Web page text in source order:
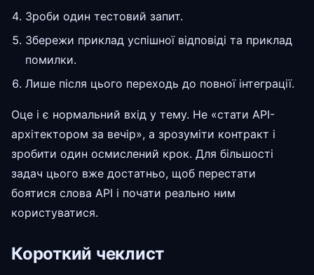
Зроби один тестовий запит.
Збережи приклад успішної відповіді та приклад
помилки.
Лише після цього переходь до повної інтеграції.
Оце і є нормальний вхід у тему. Не «стати API-
архітектором за вечір», а зрозуміти контракт і
зробити один осмислений крок. Для більшості
задач цього вже достатньо, щоб перестати
боятися слова API і почати реально ним
користуватися.
Короткий чеклист